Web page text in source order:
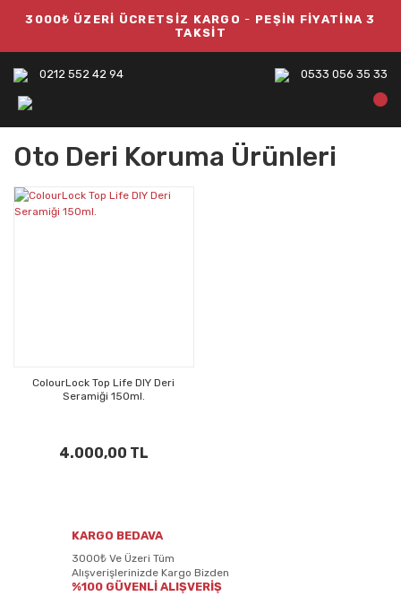
3000₺ ÜZERİ ÜCRETSİZ KARGO - PEŞİN FİYATİNA 3
TAKSİT
0212 552 42 94 0533 056 35 33
Oto Deri Koruma Ürünleri
ColourLock Top Life DIY Deri
Seramiği 150ml.
4.000,00 TL
KARGO BEDAVA
3000₺ Ve Üzeri Tüm
Alışverişlerinizde Kargo Bizden
%100 GÜVENLİ ALIŞVERİŞ